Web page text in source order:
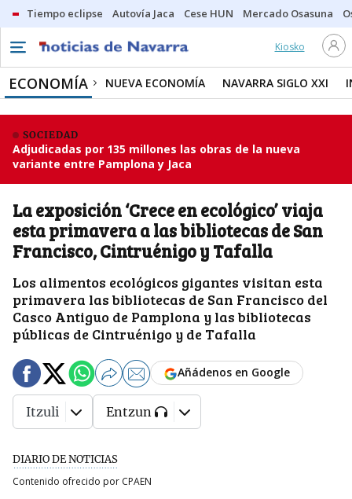
Tiempo eclipse Autovía Jaca Cese HUN Mercado Osasuna
Kiosko
ECONOMÍA NUEVA ECONOMÍA NAVARRA SIGLO XXI
SOCIEDAD
Adjudicadas por 135 millones las obras de la nueva
variante entre Pamplona y Jaca
La exposición ‘Crece en ecológico’ viaja
esta primavera a las bibliotecas de San
Francisco, Cintruénigo y Tafalla
Los alimentos ecológicos gigantes visitan esta
primavera las bibliotecas de San Francisco del
Casco Antiguo de Pamplona y las bibliotecas
públicas de Cintruénigo y de Tafalla
DIARIO DE NOTICIAS
Contenido ofrecido por CPAEN
Añádenos en Google
Itzuli Entzun